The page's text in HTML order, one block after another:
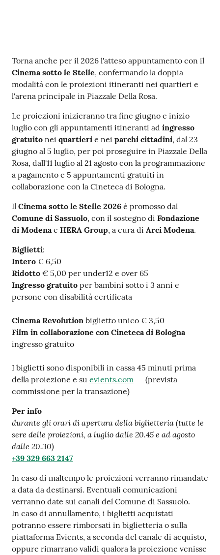
V
i
i
t
S
a
s
s
u
l
o
Tutti
gli
argomenti...
Seguici
su
Contenuto
Torna anche per il 2026 l'atteso appuntamento con il
Cinema sotto le Stelle, confermando la doppia
modalità con le proiezioni itineranti nei quartieri e
l'arena principale in Piazzale Della Rosa.
Le proiezioni inizieranno tra fine giugno e inizio
luglio con gli appuntamenti itineranti ad ingresso
gratuito nei quartieri e nei parchi cittadini, dal 23
giugno al 5 luglio, per poi proseguire in Piazzale Della
Rosa, dall'11 luglio al 21 agosto con la programmazione
a pagamento e 5 appuntamenti gratuiti in
collaborazione con la Cineteca di Bologna.
Il Cinema sotto le Stelle 2026 è promosso dal
Comune di Sassuolo, con il sostegno di Fondazione
di Modenae HERA Group, a cura di Arci Modena.
Biglietti:
Intero € 6,50
Ridotto € 5,00 per under12 e over 65
Ingresso gratuito per bambini sotto i 3 anni e
persone con disabilità certificata
Cinema Revolution biglietto unico € 3,50
Film in collaborazione con Cineteca di Bologna
ingresso gratuito
I biglietti sono disponibili in cassa 45 minuti prima
della proiezione e su evients.com
(prevista
commissione per la transazione)
Per info
durante gli orari di apertura della biglietteria (tutte le
sere delle proiezioni, a luglio dalle 20.45 e ad agosto
dalle 20.30)
+39 329 663 2147
In caso di maltempo le proiezioni verranno rimandate
a data da destinarsi. Eventuali comunicazioni
verranno date sui canali del Comune di Sassuolo.
In caso di annullamento, i biglietti acquistati
potranno essere rimborsati in biglietteria o sulla
piattaforma Evients, a seconda del canale di acquisto,
oppure rimarrano validi qualora la proiezione venisse